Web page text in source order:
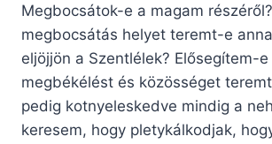
Megbocsátok-e a magam
megbocsátás helyet teremt-e
eljöjjön a Szentlélek? Elősegítem-e
megbékélést és közösséget
pedig kotnyeleskedve mindig a
keresem, hogy pletykálkodjak,